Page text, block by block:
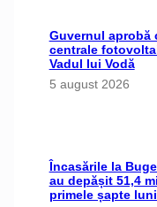
Guvernul aprobă
centrale
Vadul lui Vodă
5 august 2026
Încasările la
au depășit 51,4
primele șapte